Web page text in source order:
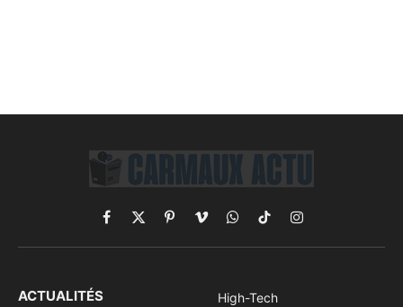
Facebook
X
(Twitter)
PinterestVimeoWhatsApp
TikTokInstagram
ACTUALITÉS
High-Tech